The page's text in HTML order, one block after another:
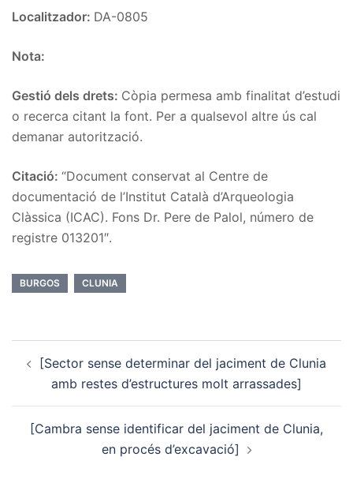
Localitzador: DA-0805
Nota:
Gestió dels drets: Còpia permesa amb finalitat d’estudi
o recerca citant la font. Per a qualsevol altre ús cal
demanar autorització.
Citació: “Document conservat al Centre de
documentació de l’Institut Català d’Arqueologia
Clàssica (ICAC). Fons Dr. Pere de Palol, número de
registre 013201″.
BURGOS CLUNIA
navigation
[Sector sense determinar del jaciment de Clunia
amb restes d’estructures molt arrassades]
[Cambra sense identificar del jaciment de Clunia,
en procés d’excavació]